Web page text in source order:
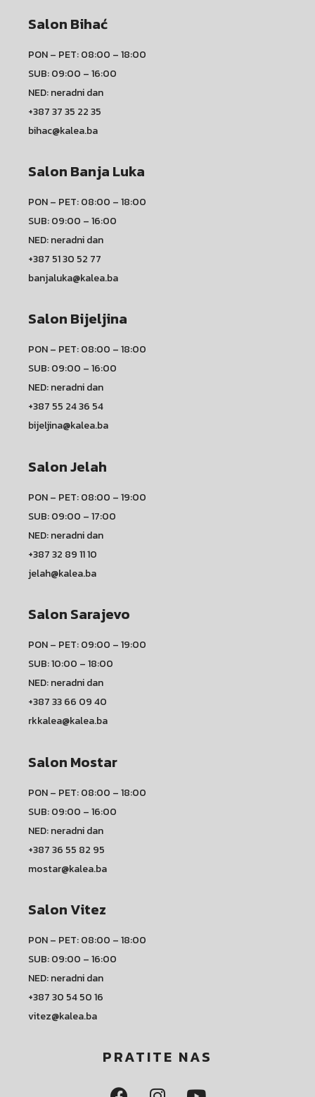
Salon Bihać
PON – PET: 08:00 – 18:00
SUB: 09:00 – 16:00
NED: neradni dan
+387 37 35 22 35
bihac@kalea.ba
Salon Banja Luka
PON – PET: 08:00 – 18:00
SUB: 09:00 – 16:00
NED: neradni dan
+387 51 30 52 77
banjaluka@kalea.ba
Salon Bijeljina
PON – PET: 08:00 – 18:00
SUB: 09:00 – 16:00
NED: neradni dan
+387 55 24 36 54
bijeljina@kalea.ba
Salon Jelah
PON – PET: 08:00 – 19:00
SUB: 09:00 – 17:00
NED: neradni dan
+387 32 89 11 10
jelah@kalea.ba
Salon Sarajevo
PON – PET: 09:00 – 19:00
SUB: 10:00 – 18:00
NED: neradni dan
+387 33 66 09 40
rkkalea@kalea.ba
Salon Mostar
PON – PET: 08:00 – 18:00
SUB: 09:00 – 16:00
NED: neradni dan
+387 36 55 82 95
mostar@kalea.ba
Salon Vitez
PON – PET: 08:00 – 18:00
SUB: 09:00 – 16:00
NED: neradni dan
+387 30 54 50 16
vitez@kalea.ba
PRATITE NAS